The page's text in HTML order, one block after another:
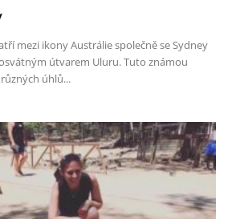
mezi ikony Austrálie společně se Sydney
útvarem Uluru. Tuto známou
úhlů...